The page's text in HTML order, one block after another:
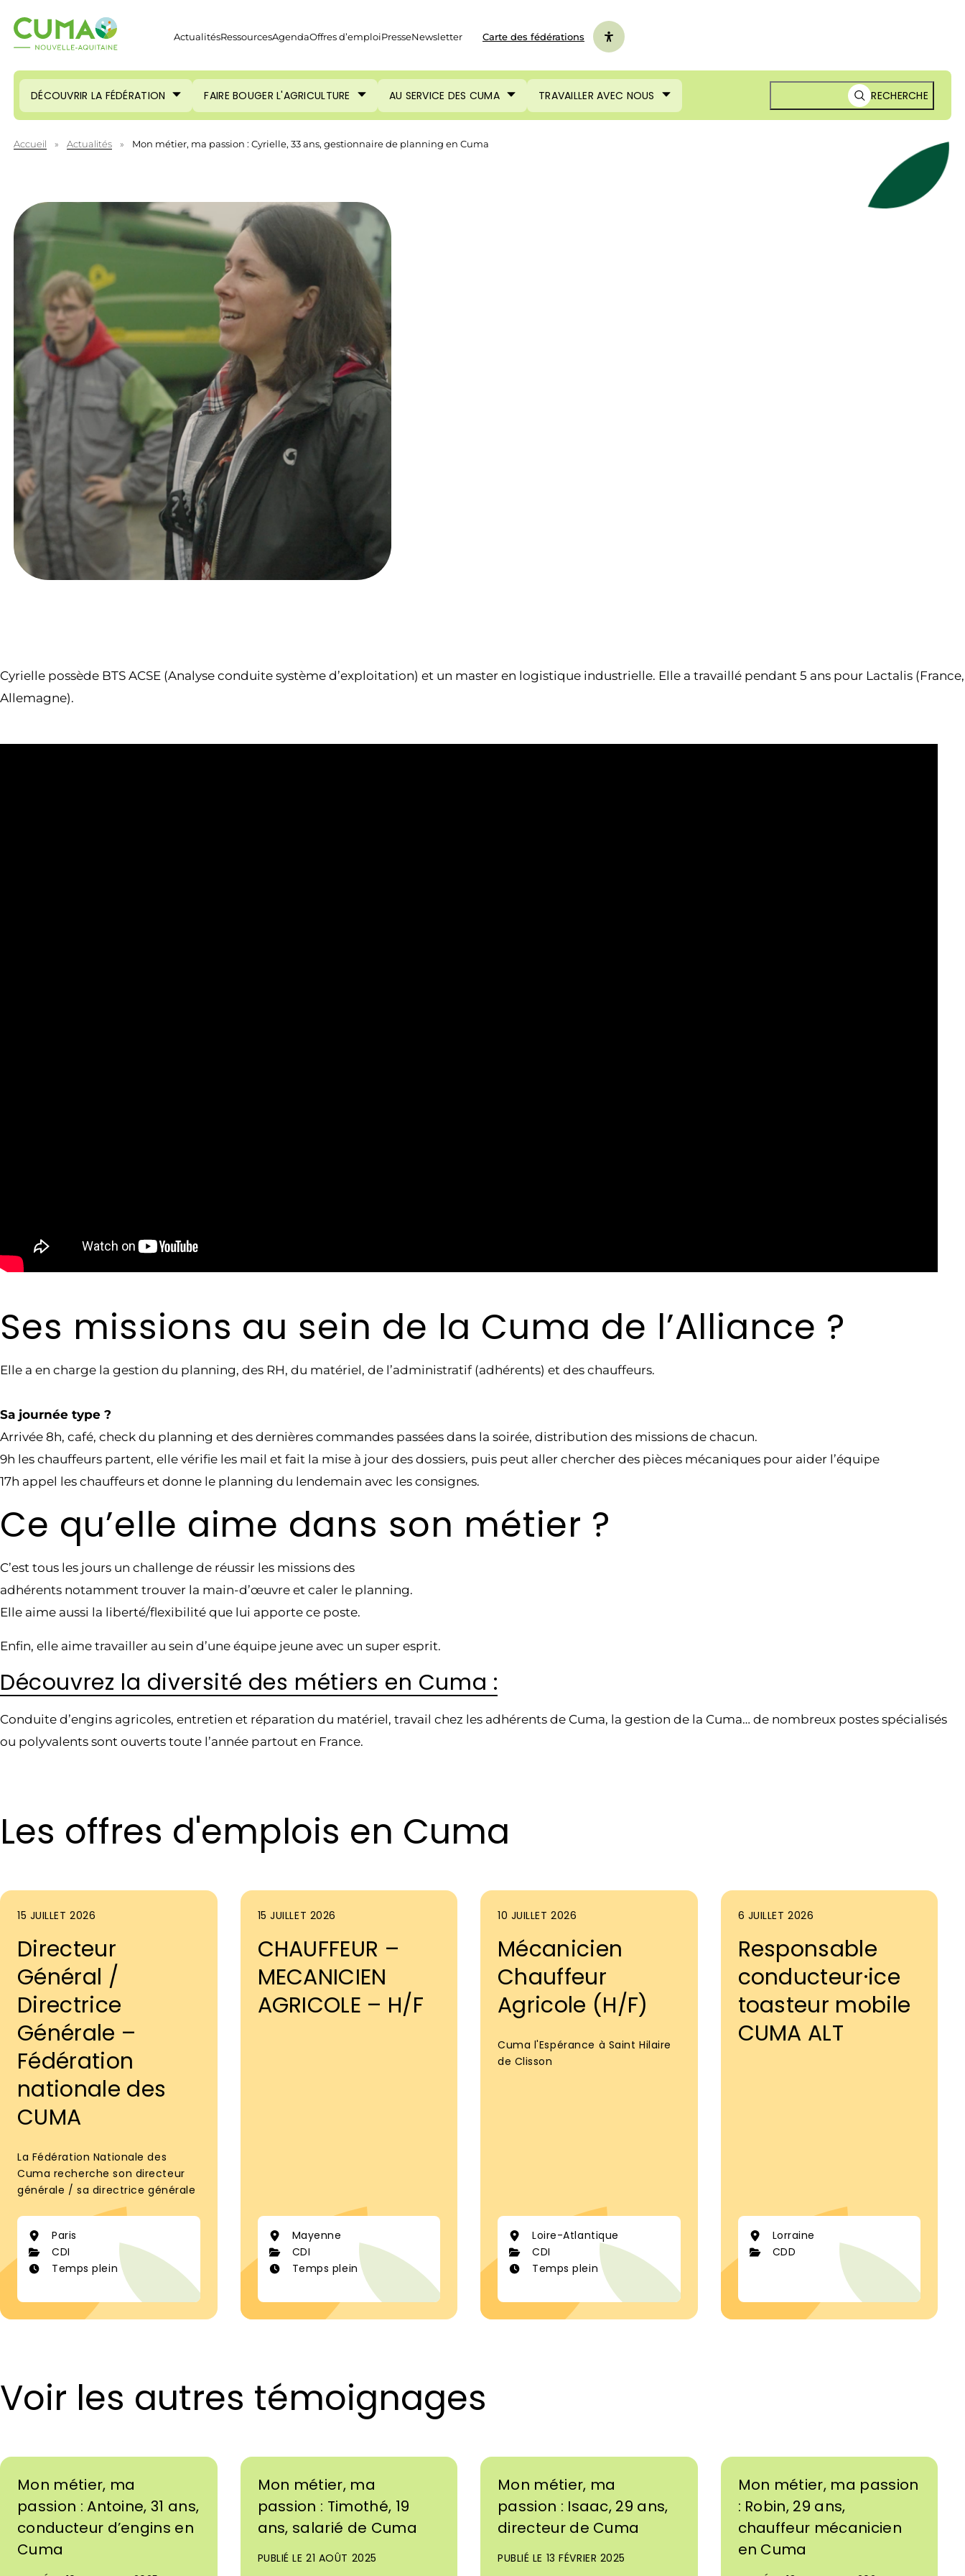
ActualitésRessourcesAgendaOffres d’emploiPresseNewsletter Carte des fédérations
DÉCOUVRIR LA FÉDÉRATION FAIRE BOUGER L'AGRICULTURE AU SERVICE DES CUMA TRAVAILLER AVEC NOUS RECHERCHE
Accueil » Actualités » Mon métier, ma passion : Cyrielle, 33 ans, gestionnaire de planning en Cuma
Cyrielle possède BTS ACSE (Analyse conduite système d’exploitation) et un master en logistique industrielle. Elle a travaillé pendant 5 ans pour Lactalis (France,
Allemagne).
Ses missions au sein de la Cuma de l’Alliance ?
Elle a en charge la gestion du planning, des RH, du matériel, de l’administratif (adhérents) et des chauffeurs.
Sa journée type ?
Arrivée 8h, café, check du planning et des dernières commandes passées dans la soirée, distribution des missions de chacun.
9h les chauffeurs partent, elle vérifie les mail et fait la mise à jour des dossiers, puis peut aller chercher des pièces mécaniques pour aider l’équipe
17h appel les chauffeurs et donne le planning du lendemain avec les consignes.
Ce qu’elle aime dans son métier ?
C’est tous les jours un challenge de réussir les missions des
adhérents notamment trouver la main-d’œuvre et caler le planning.
Elle aime aussi la liberté/flexibilité que lui apporte ce poste.
Enfin, elle aime travailler au sein d’une équipe jeune avec un super esprit.
Découvrez la diversité des métiers en Cuma :
Conduite d’engins agricoles, entretien et réparation du matériel, travail chez les adhérents de Cuma, la gestion de la Cuma… de nombreux postes spécialisés
ou polyvalents sont ouverts toute l’année partout en France.
Les offres d'emplois en Cuma
15 JUILLET 2026
Directeur
Général /
Directrice
Générale –
Fédération
nationale des
CUMA
La Fédération Nationale des
Cuma recherche son directeur
générale / sa directrice générale
Paris
CDI
Temps plein
15 JUILLET 2026
CHAUFFEUR –
MECANICIEN
AGRICOLE – H/F
Mayenne
CDI
Temps plein
10 JUILLET 2026
Mécanicien
Chauffeur
Agricole (H/F)
Cuma l'Espérance à Saint Hilaire
de Clisson
Loire-Atlantique
CDI
Temps plein
6 JUILLET 2026
Responsable
conducteur·ice
toasteur mobile
CUMA ALT
Lorraine
CDD
Voir les autres témoignages
Mon métier, ma
passion : Antoine, 31 ans,
conducteur d’engins en
Cuma
Mon métier, ma
passion : Timothé, 19
ans, salarié de Cuma
PUBLIÉ LE 21 AOÛT 2025
Mon métier, ma
passion : Isaac, 29 ans,
directeur de Cuma
PUBLIÉ LE 13 FÉVRIER 2025
Mon métier, ma passion
: Robin, 29 ans,
chauffeur mécanicien
en Cuma